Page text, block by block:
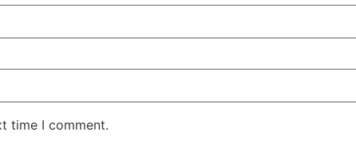
time I comment.